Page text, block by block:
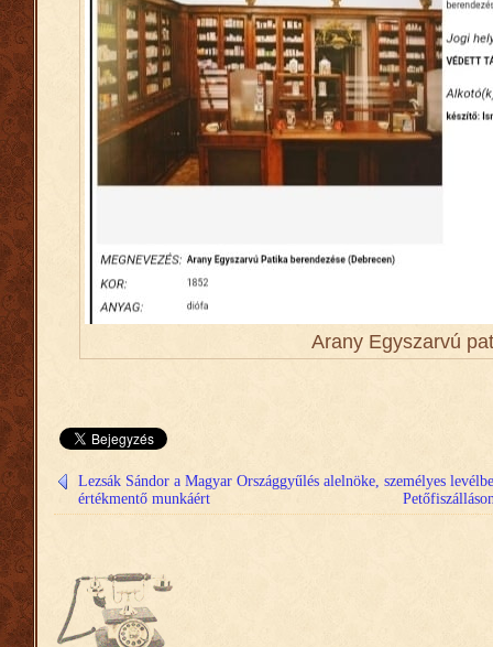
Arany Egyszarvú
Lezsák Sándor a Magyar Országgyűlés alelnöke, személyes
értékmentő munkáért